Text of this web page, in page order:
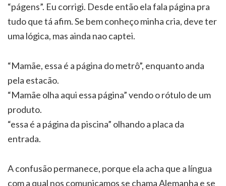
“págens”. Eu corrigi. Desde então ela fala página pra
tudo que tá afim. Se bem conheço minha cria, deve ter
uma lógica, mas ainda nao captei.
“Mamãe, essa é a página do metrô”, enquanto anda
pela estacão.
“Mamãe olha aqui essa página” vendo o rótulo de um
produto.
“essa é a página da piscina” olhando a placa da
entrada.
A confusão permanece, porque ela acha que a língua
com a qual nos comunicamos se chama Alemanha e se